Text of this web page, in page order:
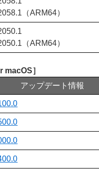
（ARM64）
（ARM64）
］
アップデート情報